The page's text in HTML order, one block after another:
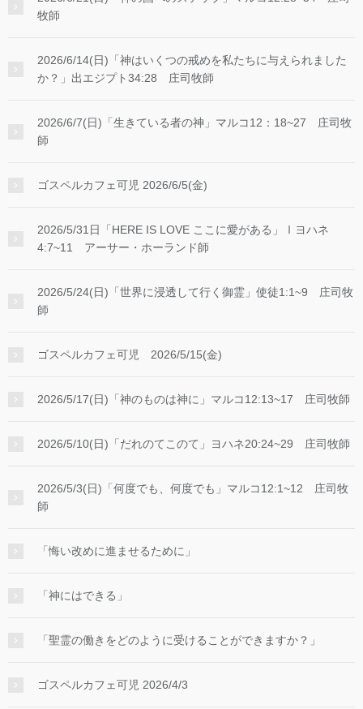
牧師
2026/6/14(日)「神はいくつの戒めを私たちに与えられました
か？」出エジプト34:28 庄司牧師
2026/6/7(日)「生きている者の神」マルコ12：18~27 庄司牧
師
ゴスペルカフェ可児 2026/6/5(金)
2026/5/31日「HERE IS LOVE ここに愛がある」Ⅰヨハネ
4:7~11 アーサー・ホーランド師
2026/5/24(日)「世界に浸透して行く御霊」使徒1:1~9 庄司牧
師
ゴスペルカフェ可児 2026/5/15(金)
2026/5/17(日)「神のものは神に」マルコ12:13~17 庄司牧師
2026/5/10(日)「だれのてこのて」ヨハネ20:24~29 庄司牧師
2026/5/3(日)「何度でも、何度でも」マルコ12:1~12 庄司牧
師
「悔い改めに進ませるために」
「神にはできる」
「聖霊の働きをどのように受けることができますか？」
ゴスペルカフェ可児 2026/4/3